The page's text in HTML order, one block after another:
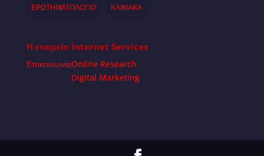
ΕΡΩΤΗΜΑΤΟΛΟΓΙΟ ΚΛΙΜΑΚΑ
Η εταιρεία
Επικοινωνία
Internet Services
Online Research
Digital Marketing